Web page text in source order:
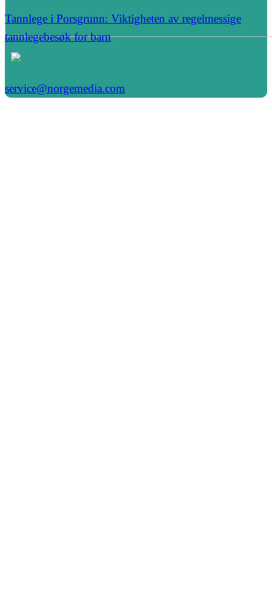
Tannlege i Porsgrunn: Viktigheten av regelmessige
tannlegebesøk for barn
service@norgemedia.com